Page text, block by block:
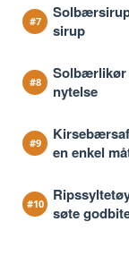
sirup
Solbærlikør
nytelse
en enkel
søte